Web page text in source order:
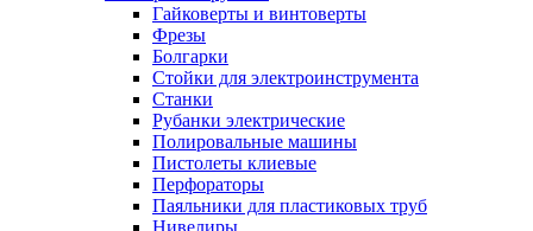
Гайковерты и винтоверты
Фрезы
Болгарки
Стойки для электроинструмента
Станки
Рубанки электрические
Полировальные машины
Пистолеты клиевые
Перфораторы
Паяльники для пластиковых труб
Нивелиры